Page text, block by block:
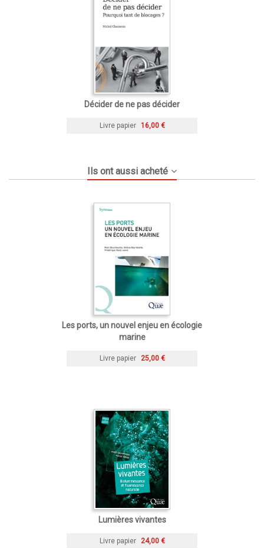
Décider de ne pas décider
Livre papier 16,00 €
Ils ont aussi acheté
Les ports, un nouvel enjeu en écologie
marine
Livre papier 25,00 €
Lumières vivantes
Livre papier 24,00 €